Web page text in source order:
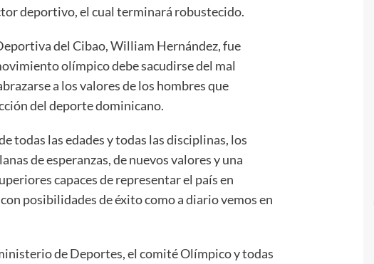
deportivo, el cual terminará robustecido.
del Cibao, William Hernández, fue
olímpico debe sacudirse del mal
a los valores de los hombres que
del deporte dominicano.
todas las edades y todas las disciplinas, los
de esperanzas, de nuevos valores y una
capaces de representar el país en
posibilidades de éxito como a diario vemos en
de Deportes, el comité Olímpico y todas